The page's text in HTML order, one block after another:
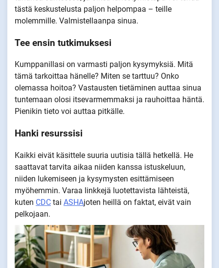
tästä keskustelusta paljon helpompaa – teille
molemmille. Valmistellaanpa sinua.
Tee ensin tutkimuksesi
Kumppanillasi on varmasti paljon kysymyksiä. Mitä
tämä tarkoittaa hänelle? Miten se tarttuu? Onko
olemassa hoitoa? Vastausten tietäminen auttaa sinua
tuntemaan olosi itsevarmemmaksi ja rauhoittaa häntä.
Pienikin tieto voi auttaa pitkälle.
Hanki resurssisi
Kaikki eivät käsittele suuria uutisia tällä hetkellä. He
saattavat tarvita aikaa niiden kanssa istuskeluun,
niiden lukemiseen ja kysymysten esittämiseen
myöhemmin. Varaa linkkejä luotettavista lähteistä,
kuten CDC tai ASHAjoten heillä on faktat, eivät vain
pelkojaan.